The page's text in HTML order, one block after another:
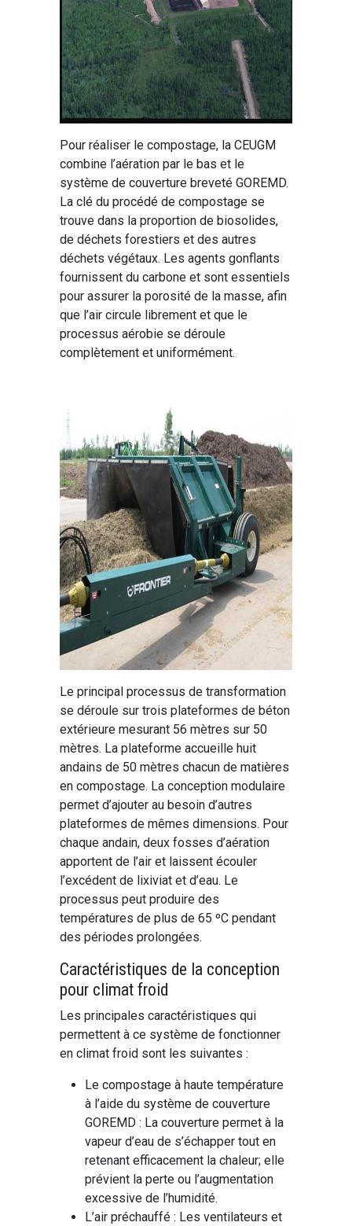
Pour réaliser le compostage, la CEUGM
combine l’aération par le bas et le
système de couverture breveté GOREMD.
La clé du procédé de compostage se
trouve dans la proportion de biosolides,
de déchets forestiers et des autres
déchets végétaux. Les agents gonflants
fournissent du carbone et sont essentiels
pour assurer la porosité de la masse, afin
que l’air circule librement et que le
processus aérobie se déroule
complètement et uniformément.
Le principal processus de transformation
se déroule sur trois plateformes de béton
extérieure mesurant 56 mètres sur 50
mètres. La plateforme accueille huit
andains de 50 mètres chacun de matières
en compostage. La conception modulaire
permet d’ajouter au besoin d’autres
plateformes de mêmes dimensions. Pour
chaque andain, deux fosses d’aération
apportent de l’air et laissent écouler
l’excédent de lixiviat et d’eau. Le
processus peut produire des
températures de plus de 65 ºC pendant
des périodes prolongées.
Caractéristiques de la conception
pour climat froid
Les principales caractéristiques qui
permettent à ce système de fonctionner
en climat froid sont les suivantes :
Le compostage à haute température
à l’aide du système de couverture
GOREMD : La couverture permet à la
vapeur d’eau de s’échapper tout en
retenant efficacement la chaleur; elle
prévient la perte ou l’augmentation
excessive de l’humidité.
L’air préchauffé : Les ventilateurs et